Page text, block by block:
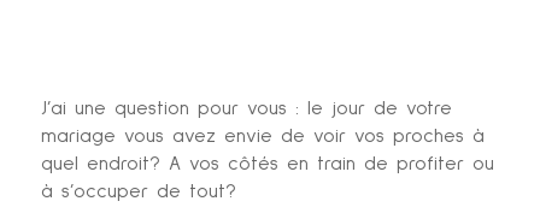
J’ai une question pour vous : le jour de votre
mariage vous avez envie de voir vos proches à
quel endroit? A vos côtés en train de profiter ou
à s’occuper de tout?